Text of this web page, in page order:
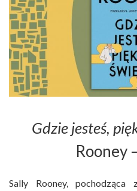
Gdzie jesteś,
Rooney
Sally Rooney,